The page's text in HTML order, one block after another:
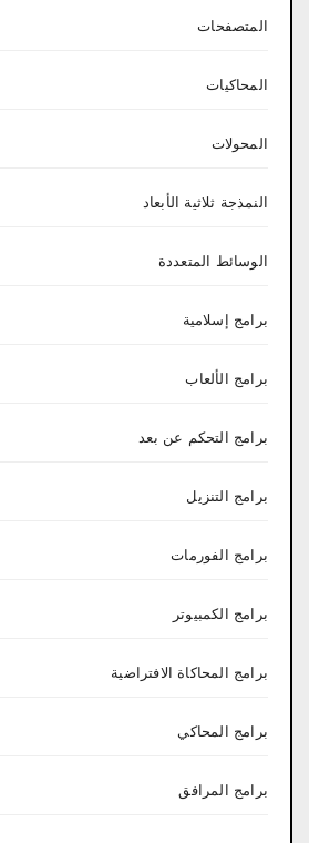
المتصفحات
المحاكيات
المحولات
النمذجة ثلاثية الأبعاد
الوسائط المتعددة
برامج إسلامية
برامج الألعاب
برامج التحكم عن بعد
برامج التنزيل
برامج الفورمات
برامج الكمبيوتر
برامج المحاكاة الافتراضية
برامج المحاكي
برامج المرافق